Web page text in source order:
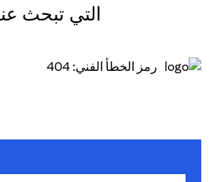
التي تبحث
رمز الخطأ الفني: 404